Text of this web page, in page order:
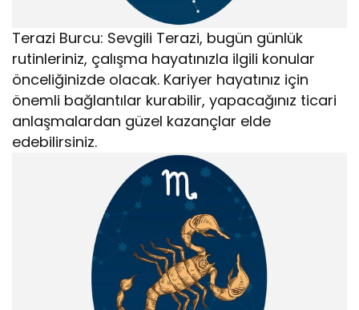
Terazi Burcu: Sevgili Terazi, bugün günlük
rutinleriniz, çalışma hayatınızla ilgili konular
önceliğinizde olacak. Kariyer hayatınız için
önemli bağlantılar kurabilir, yapacağınız ticari
anlaşmalardan güzel kazançlar elde
edebilirsiniz.